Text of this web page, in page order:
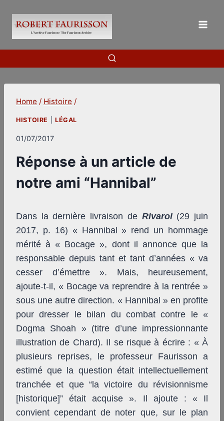
content
Home / Histoire /
HISTOIRE LÉGAL
01/07/2017
Réponse à un article de
notre ami “Hannibal”
Dans la dernière livraison de Rivarol (29 juin
2017, p. 16) « Hannibal » rend un hommage
mérité à « Bocage », dont il annonce que la
responsable depuis tant et tant d’années « va
cesser d’émettre ». Mais, heureusement,
ajoute-t-il, « Bocage va reprendre à la rentrée »
sous une autre direction. « Hannibal » en profite
pour dresser le bilan du combat contre le «
Dogma Shoah » (titre d’une impressionnante
illustration de Chard). Il se risque à écrire : « À
plusieurs reprises, le professeur Faurisson a
estimé que la question était intellectuellement
tranchée et que “la victoire du révisionnisme
[historique]” était acquise ». Il ajoute : « Il
convient cependant de noter que, sur le plan